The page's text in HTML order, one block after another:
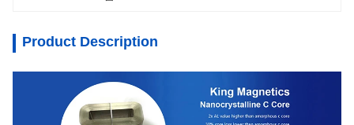
Product Description